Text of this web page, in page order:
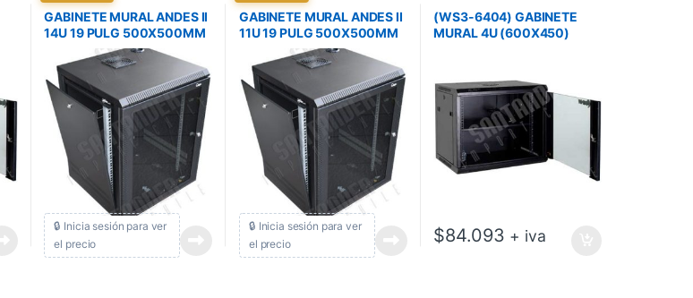
GABINETE MURAL ANDES II
14U 19 PULG 500X500MM
PUERTA VIDRIO NEGRO
(GT2189)
🔒 Inicia sesión para ver
el precio
GABINETE MURAL ANDES II
11U 19 PULG 500X500MM
PUERTA VIDRIO NEGRO
(GT2186)
🔒 Inicia sesión para ver
el precio
(WS3-6404) GABINETE
MURAL 4U (600X450)
$84.093 + iva